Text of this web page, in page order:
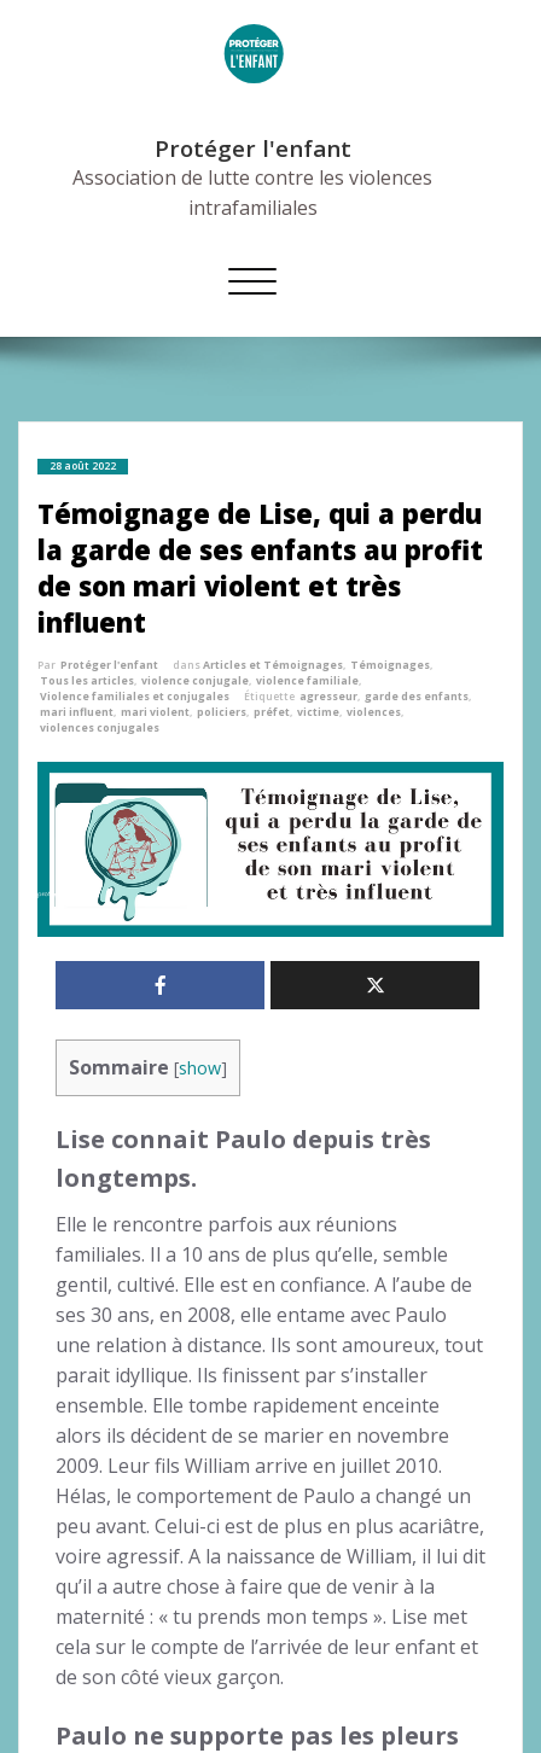
Protéger l'enfant
Association de lutte contre les violences
intrafamiliales
Afficher/masquer
la
28 août 2022
Témoignage de Lise, qui a perdu
la garde de ses enfants au profit
de son mari violent et très
influent
Par Protéger l'enfant dansArticles et Témoignages, Témoignages,
Tous les articles, violence conjugale, violence familiale,
Violence familiales et conjugales
Étiquette agresseur, garde des enfants,
mari influent, mari violent, policiers, préfet, victime, violences,
violences conjugales
Sommaire [show]
Lise connait Paulo depuis très
longtemps.
Elle le rencontre parfois aux réunions
familiales. Il a 10 ans de plus qu’elle, semble
gentil, cultivé. Elle est en confiance. A l’aube de
ses 30 ans, en 2008, elle entame avec Paulo
une relation à distance. Ils sont amoureux, tout
parait idyllique. Ils finissent par s’installer
ensemble. Elle tombe rapidement enceinte
alors ils décident de se marier en novembre
2009. Leur fils William arrive en juillet 2010.
Hélas, le comportement de Paulo a changé un
peu avant. Celui-ci est de plus en plus acariâtre,
voire agressif. A la naissance de William, il lui dit
qu’il a autre chose à faire que de venir à la
maternité : « tu prends mon temps ». Lise met
cela sur le compte de l’arrivée de leur enfant et
de son côté vieux garçon.
Paulo ne supporte pas les pleurs